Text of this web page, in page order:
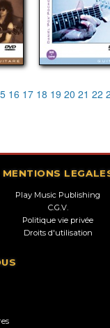
16 17 18 19 20 21 22
MENTIONS
Play Music Publishing
C.G.V.
Politique vie privée
Droits d'utilisation